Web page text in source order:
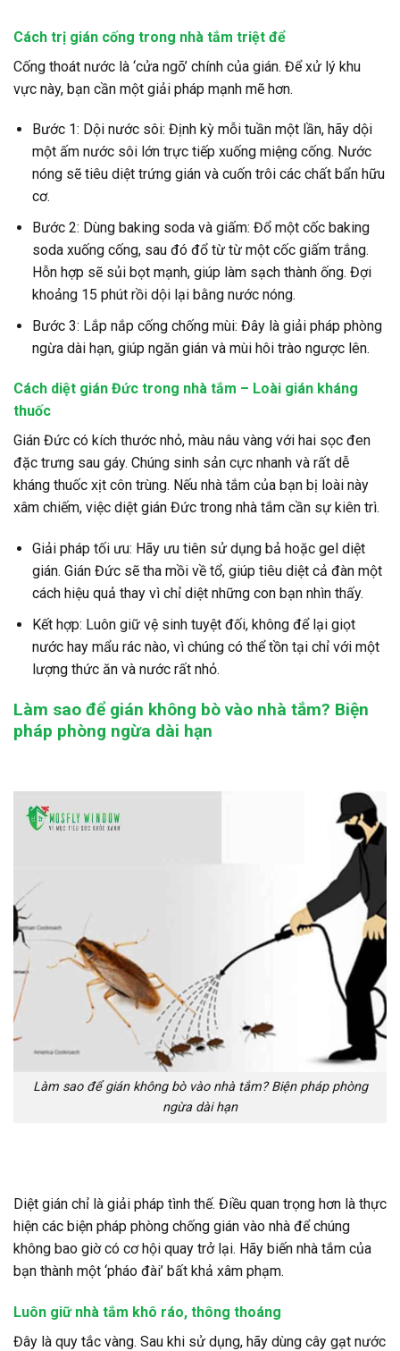
Cách trị gián cống trong nhà tắm triệt để
Cống thoát nước là ‘cửa ngõ’ chính của gián. Để xử lý khu
vực này, bạn cần một giải pháp mạnh mẽ hơn.
Bước 1: Dội nước sôi: Định kỳ mỗi tuần một lần, hãy dội
một ấm nước sôi lớn trực tiếp xuống miệng cống. Nước
nóng sẽ tiêu diệt trứng gián và cuốn trôi các chất bẩn hữu
cơ.
Bước 2: Dùng baking soda và giấm: Đổ một cốc baking
soda xuống cống, sau đó đổ từ từ một cốc giấm trắng.
Hỗn hợp sẽ sủi bọt mạnh, giúp làm sạch thành ống. Đợi
khoảng 15 phút rồi dội lại bằng nước nóng.
Bước 3: Lắp nắp cống chống mùi: Đây là giải pháp phòng
ngừa dài hạn, giúp ngăn gián và mùi hôi trào ngược lên.
Cách diệt gián Đức trong nhà tắm – Loài gián kháng
thuốc
Gián Đức có kích thước nhỏ, màu nâu vàng với hai sọc đen
đặc trưng sau gáy. Chúng sinh sản cực nhanh và rất dễ
kháng thuốc xịt côn trùng. Nếu nhà tắm của bạn bị loài này
xâm chiếm, việc diệt gián Đức trong nhà tắm cần sự kiên trì.
Giải pháp tối ưu: Hãy ưu tiên sử dụng bả hoặc gel diệt
gián. Gián Đức sẽ tha mồi về tổ, giúp tiêu diệt cả đàn một
cách hiệu quả thay vì chỉ diệt những con bạn nhìn thấy.
Kết hợp: Luôn giữ vệ sinh tuyệt đối, không để lại giọt
nước hay mẩu rác nào, vì chúng có thể tồn tại chỉ với một
lượng thức ăn và nước rất nhỏ.
Làm sao để gián không bò vào nhà tắm? Biện
pháp phòng ngừa dài hạn
Làm sao để gián không bò vào nhà tắm? Biện pháp phòng
ngừa dài hạn
Diệt gián chỉ là giải pháp tình thế. Điều quan trọng hơn là thực
hiện các biện pháp phòng chống gián vào nhà để chúng
không bao giờ có cơ hội quay trở lại. Hãy biến nhà tắm của
bạn thành một ‘pháo đài’ bất khả xâm phạm.
Luôn giữ nhà tắm khô ráo, thông thoáng
Đây là quy tắc vàng. Sau khi sử dụng, hãy dùng cây gạt nước